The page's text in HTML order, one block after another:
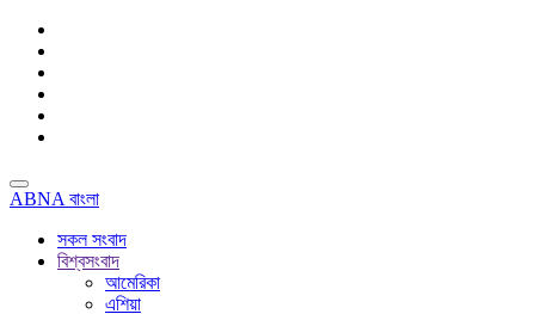
ABNA বাংলা
সকল সংবাদ
বিশ্বসংবাদ
আমেরিকা
এশিয়া